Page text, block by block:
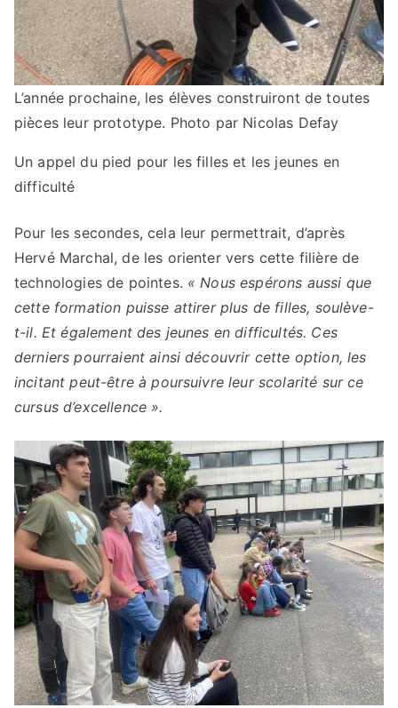
L’année prochaine, les élèves construiront de toutes
pièces leur prototype. Photo par Nicolas Defay
Un appel du pied pour les filles et les jeunes en
difficulté
Pour les secondes, cela leur permettrait, d’après
Hervé Marchal, de les orienter vers cette filière de
technologies de pointes. « Nous espérons aussi que
cette formation puisse attirer plus de filles, soulève-
t-il. Et également des jeunes en difficultés. Ces
derniers pourraient ainsi découvrir cette option, les
incitant peut-être à poursuivre leur scolarité sur ce
cursus d’excellence ».